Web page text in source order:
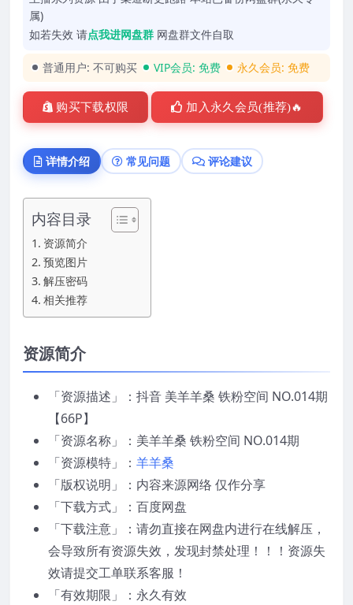
属)
如若失效 请点我进网盘群 网盘群文件自取
普通用户: 不可购买 VIP会员: 免费 永久会员: 免费
购买下载权限 加入永久会员(推荐)🔥
详情介绍 常见问题 评论建议
内容目录
资源简介
预览图片
解压密码
相关推荐
资源简介
「资源描述」：抖音 美羊羊桑 铁粉空间 NO.014期
【66P】
「资源名称」：美羊羊桑 铁粉空间 NO.014期
「资源模特」： 羊羊桑
「版权说明」：内容来源网络 仅作分享
「下载方式」：百度网盘
「下载注意」：请勿直接在网盘内进行在线解压，
会导致所有资源失效，发现封禁处理！！！资源失
效请提交工单联系客服！
「有效期限」：永久有效